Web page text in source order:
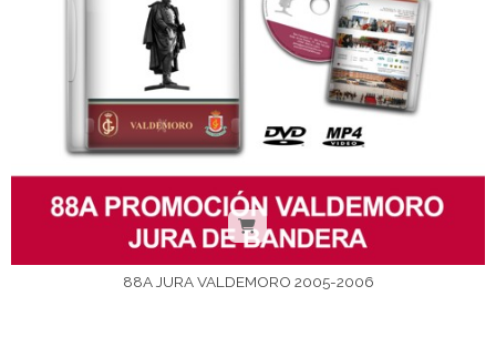
88A JURA VALDEMORO 2005-2006